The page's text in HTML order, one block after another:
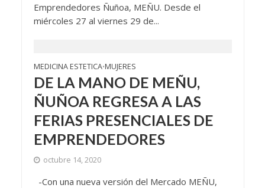
Emprendedores Ñuñoa, MEÑU. Desde el
miércoles 27 al viernes 29 de...
MEDICINA ESTETICA•MUJERES
DE LA MANO DE MEÑU,
ÑUÑOA REGRESA A LAS
FERIAS PRESENCIALES DE
EMPRENDEDORES
octubre 14, 2020
-Con una nueva versión del Mercado MEÑU,